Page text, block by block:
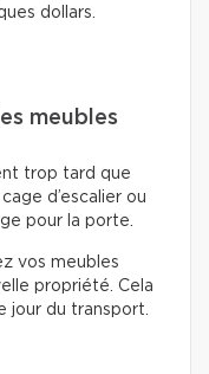
dollars.
meubles
trop tard que
d’escalier ou
pour la porte.
vos meubles
propriété. Cela
jour du transport.